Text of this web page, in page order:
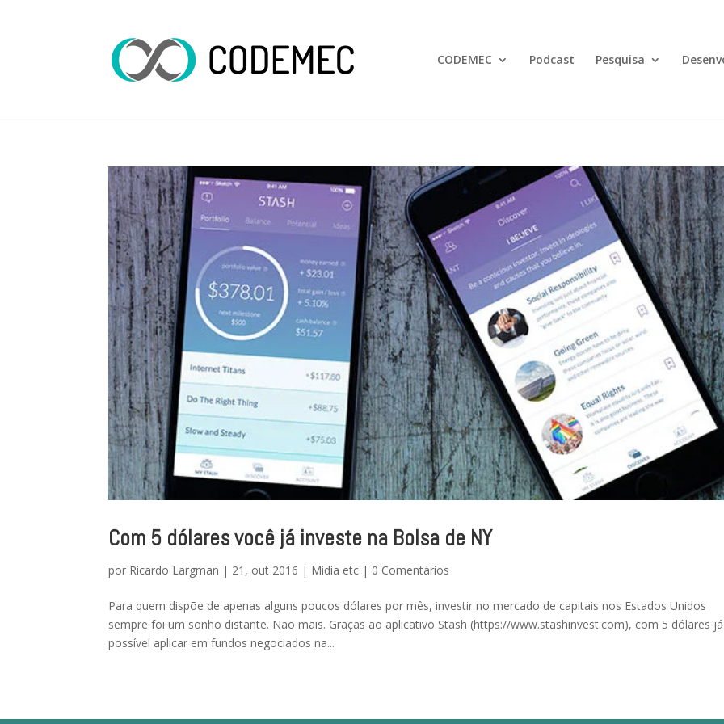
CODEMEC Podcast Pesquisa
Com 5 dólares você já investe na Bolsa de NY
por Ricardo Largman | 21, out 2016 | Midia etc | 0 Comentários
Para quem dispõe de apenas alguns poucos dólares por mês, investir no mercado de capitais nos Estados Unidos
sempre foi um sonho distante. Não mais. Graças ao aplicativo Stash (https://www.stashinvest.com), com 5 dólares
possível aplicar em fundos negociados na...